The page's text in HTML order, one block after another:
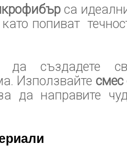
са
попиват
да създадете
Използвайте смес
да направите